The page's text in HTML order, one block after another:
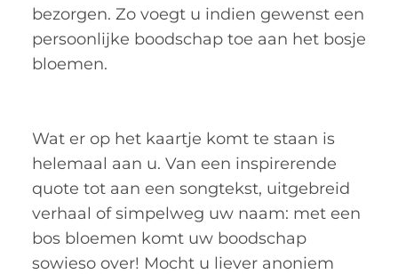
bezorgen. Zo voegt u indien gewenst een
persoonlijke boodschap toe aan het bosje
bloemen.
Wat er op het kaartje komt te staan is
helemaal aan u. Van een inspirerende
quote tot aan een songtekst, uitgebreid
verhaal of simpelweg uw naam: met een
bos bloemen komt uw boodschap
sowieso over! Mocht u liever anoniem